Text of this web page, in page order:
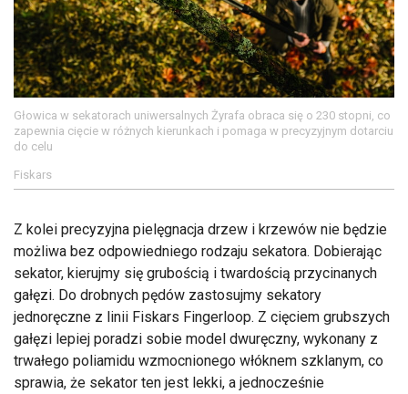
Głowica w sekatorach uniwersalnych Żyrafa obraca się o 230 stopni, co
zapewnia cięcie w różnych kierunkach i pomaga w precyzyjnym dotarciu
do celu
Fiskars
Z kolei precyzyjna pielęgnacja drzew i krzewów nie będzie
możliwa bez odpowiedniego rodzaju sekatora. Dobierając
sekator, kierujmy się grubością i twardością przycinanych
gałęzi. Do drobnych pędów zastosujmy sekatory
jednoręczne z linii Fiskars Fingerloop. Z cięciem grubszych
gałęzi lepiej poradzi sobie model dwuręczny, wykonany z
trwałego poliamidu wzmocnionego włóknem szklanym, co
sprawia, że sekator ten jest lekki, a jednocześnie